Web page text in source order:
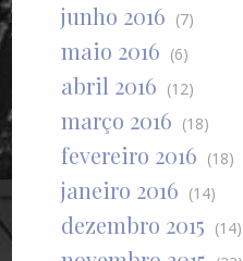
junho 2016 (7)
maio 2016 (6)
abril 2016 (12)
março 2016 (18)
fevereiro 2016 (18)
janeiro 2016 (14)
dezembro 2015 (14)